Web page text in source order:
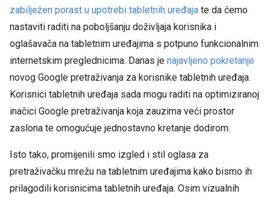
zabilježen porast u upotrebi tabletnih uređaja te da ćemo
nastaviti raditi na poboljšanju doživljaja korisnika i
oglašavača na tabletnim uređajima s potpuno funkcionalnim
internetskim preglednicima. Danas je najavljeno pokretanje
novog Google pretraživanja za korisnike tabletnih uređaja.
Korisnici tabletnih uređaja sada mogu raditi na optimiziranoj
inačici Google pretraživanja koja zauzima veći prostor
zaslona te omogućuje jednostavno kretanje dodirom.
Isto tako, promijenili smo izgled i stil oglasa za
pretraživačku mrežu na tabletnim uređajima kako bismo ih
prilagodili korisnicima tabletnih uređaja. Osim vizualnih